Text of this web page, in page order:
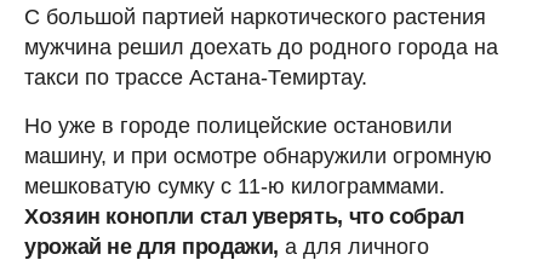
С большой партией наркотического растения
мужчина решил доехать до родного города на
такси по трассе Астана-Темиртау.
Но уже в городе полицейские остановили
машину, и при осмотре обнаружили огромную
мешковатую сумку с 11-ю килограммами.
Хозяин конопли стал уверять, что собрал
урожай не для продажи, а для личного